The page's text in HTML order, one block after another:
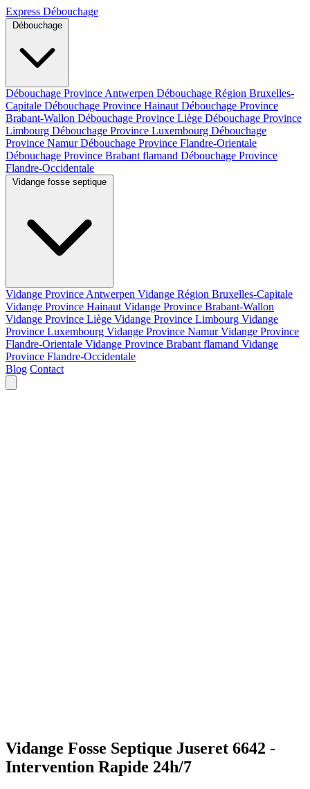
Express Débouchage
Débouchage Province Antwerpen Débouchage Région Bruxelles-
Capitale Débouchage Province Hainaut Débouchage Province
Brabant-Wallon Débouchage Province Liège Débouchage Province
Limbourg Débouchage Province Luxembourg Débouchage
Province NamurDébouchage Province Flandre-Orientale
Débouchage Province Brabant flamand Débouchage Province
Flandre-Occidentale
Vidange Province Antwerpen Vidange Région Bruxelles-Capitale
Vidange Province Hainaut Vidange Province Brabant-Wallon
Vidange Province Liège Vidange Province Limbourg Vidange
Province Luxembourg Vidange Province NamurVidange Province
Flandre-Orientale Vidange Province Brabant flamand Vidange
Province Flandre-Occidentale
Blog Contact
Vidange Fosse Septique Juseret 6642 -
Intervention Rapide 24h/7